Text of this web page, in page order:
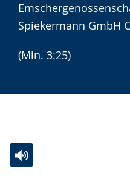
Spiekermann GmbH
(Min. 3:25)